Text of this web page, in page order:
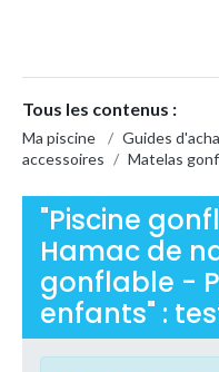
Tous les contenus :
Ma piscine / Guides
accessoires / Matelas
"Piscine
Hamac de
gonflable -
enfants" :